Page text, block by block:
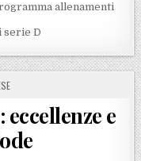
allenamenti
serie D
e